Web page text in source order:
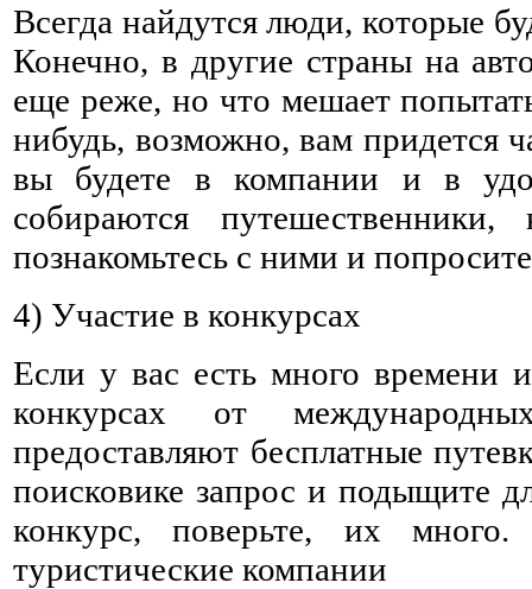
Всегда найдутся люди, которые
Конечно, в другие страны на
еще реже, но что мешает
нибудь, возможно, вам придется
вы будете в компании и в
собираются
познакомьтесь с ними и
4) Участие в конкурсах
Если у вас есть много времени
конкурсах от
предоставляют бесплатные
поисковике запрос и подыщите
конкурс, поверьте, их
туристические компании